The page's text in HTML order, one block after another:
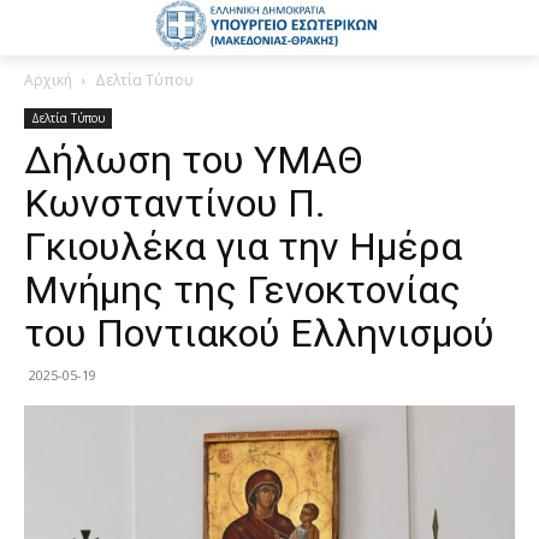
Αρχική Δελτία Τύπου
Δελτία Τύπου
Δήλωση του ΥΜΑΘ
Κωνσταντίνου Π.
Γκιουλέκα για την Ημέρα
Μνήμης της Γενοκτονίας
του Ποντιακού Ελληνισμού
2025-05-19